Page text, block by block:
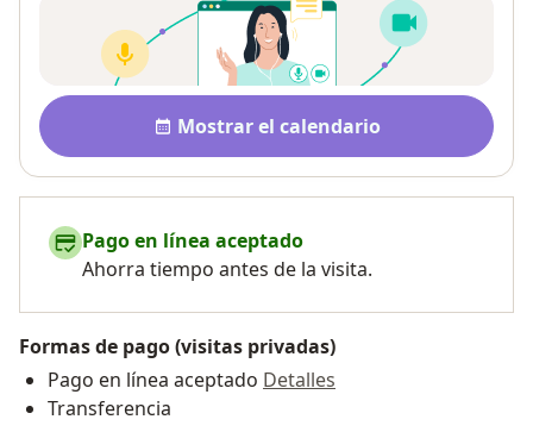
Disponibilidad
Mostrar el calendario
Pago en línea aceptado
Ahorra tiempo antes de la visita.
Formas de pago (visitas privadas)
Pago en línea aceptado Detalles
Transferencia